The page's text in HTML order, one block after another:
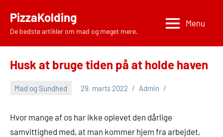
indhold
PizzaKolding
De bedste artikler om mad og meget mere.
Menu
Husk at bruge tiden på at holde haven
Mad og Sundhed 29. marts 2022 Admin
Hvor mange af os har ikke oplevet den dårlige
samvittighed med, at man kommer hjem fra arbejdet,